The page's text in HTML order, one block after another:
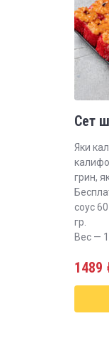
Сет
Яки
грин,
соус
гр.
Вес —
1489